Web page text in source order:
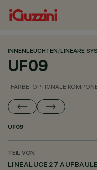
INNENLEUCHTEN/LINEARE
UF09
FARBE OPTIONALE
UF09
TEIL VON
LINEALUCE 27